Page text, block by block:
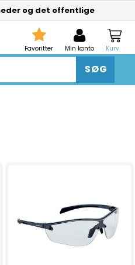
og det offentlige
Favoritter Min konto Kurv
SØG